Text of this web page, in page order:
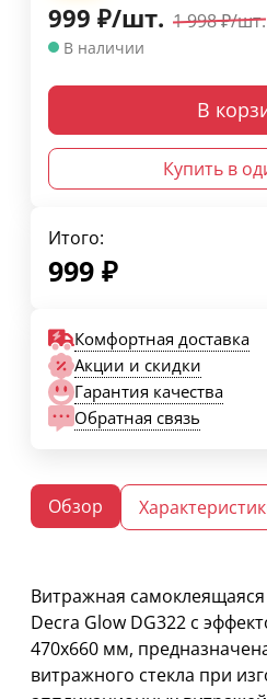
999 ₽/шт. 1 998₽/шт.
В наличии
В
Купить в
Итого:
999 ₽
Комфортная доставка
Акции и скидки
Гарантия качества
Обратная связь
Обзор
Витражная
Decra Glow DG322 с
470х660 мм,
витражного стекла при